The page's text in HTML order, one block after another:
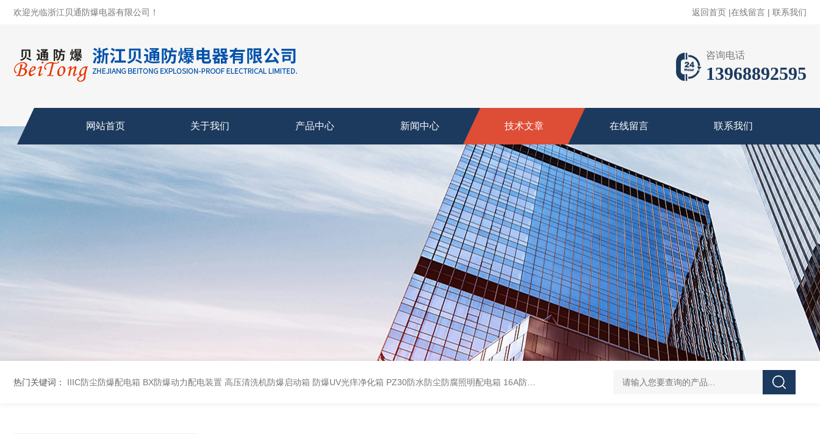
欢迎光临浙江贝通防爆电器有限公司！ 返回首页 |在线留言 | 联系我们
咨询电话
13968892595
网站首页 关于我们 产品中心 新闻中心 技术文章 在线留言 联系我们
热门关键词： IIIC防尘防爆配电箱 BX防爆动力配电装置 高压清洗机防爆启动箱 防爆UV光痒净化箱 PZ30防水防尘防腐照明配电箱 16A防水防尘防腐照明开关 防水防腐检修插座箱 4回路带漏电防爆照明配电箱